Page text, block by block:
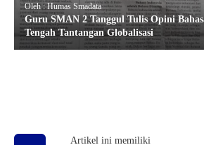
Oleh : Humas Smadata
Guru SMAN 2 Tanggul Tulis Opini
Tengah Tantangan Globalisasi
Artikel ini memiliki